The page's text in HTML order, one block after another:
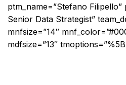
ptm_name=”Stefano Filipello”
Senior Data Strategist”
mnfsize=”14″
mdfsize=”13″